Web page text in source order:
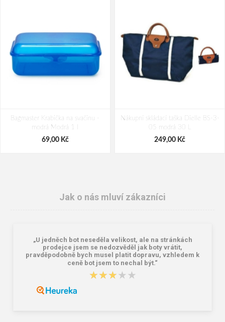
Bagmaster Krabička na svačinu -
modrá Modrá 1 l
69,00 Kč
Nákupní skládací taška Dielle BS-3-
05 modrá 30 L
249,00 Kč
Granite 5 21747-19 Sluneční brýle
Bagmaster SÁČEK PRIM 22 A školní
Jak o nás mluví zákazníci
„U jedněch bot neseděla velikost, ale na stránkách
prodejce jsem se nedozvěděl jak boty vrátit,
pravděpodobně bych musel platit dopravu, vzhledem k
ceně bot jsem to nechal být.“
★★★★★
★★★★★